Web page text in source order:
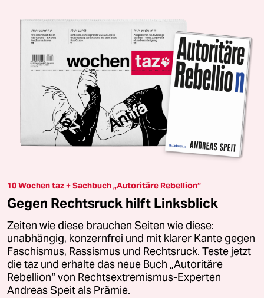
10 Wochen taz + Sachbuch „Autoritäre Rebellion“
Gegen Rechtsruck hilft Linksblick
Zeiten wie diese brauchen Seiten wie diese:
unabhängig, konzernfrei und mit klarer Kante gegen
Faschismus, Rassismus und Rechtsruck. Teste jetzt
die taz und erhalte das neue Buch „Autoritäre
Rebellion“ von Rechtsextremismus-Experten
Andreas Speit als Prämie.